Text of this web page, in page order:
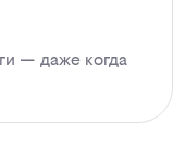
— даже когда